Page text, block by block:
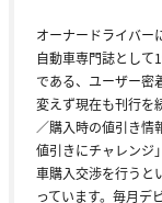
オーナードライバー
自動車専門誌として
である、ユーザー密
変えず現在も刊行を
／購入時の値引き情
値引きにチャレンジ
車購入交渉を行うと
っています。毎月デ